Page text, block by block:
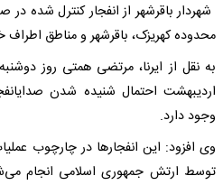
محدوده کهریزک، باقرشهر و مناطق اطراف
اردیبهشت احتمال شنیده شدن
وجود دارد.
وی افزود: این انفجارها در چارچوب
توسط ارتش جمهوری اسلامی انجام